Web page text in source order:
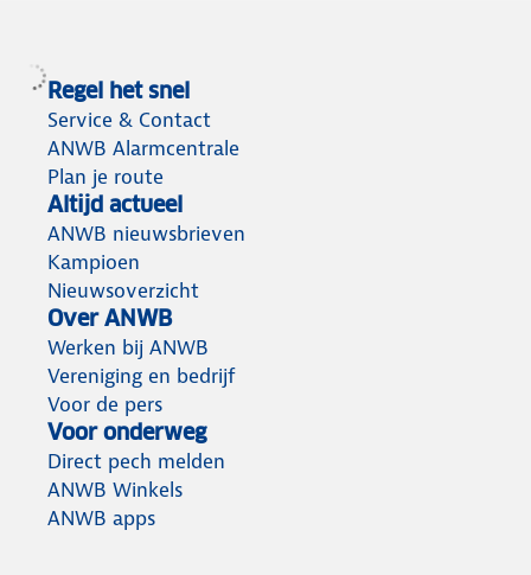
Regel het snel
Service & Contact
ANWB Alarmcentrale
Plan je route
Altijd actueel
ANWB nieuwsbrieven
Kampioen
Nieuwsoverzicht
Over ANWB
Werken bij ANWB
Vereniging en bedrijf
Voor de pers
Voor onderweg
Direct pech melden
ANWB Winkels
ANWB apps